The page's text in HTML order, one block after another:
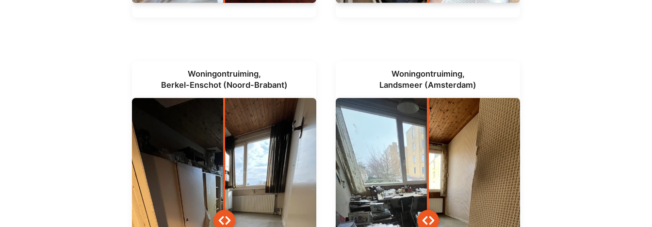
Woningontruiming,
Berkel-Enschot (Noord-Brabant)
Woningontruiming,
Landsmeer (Amsterdam)